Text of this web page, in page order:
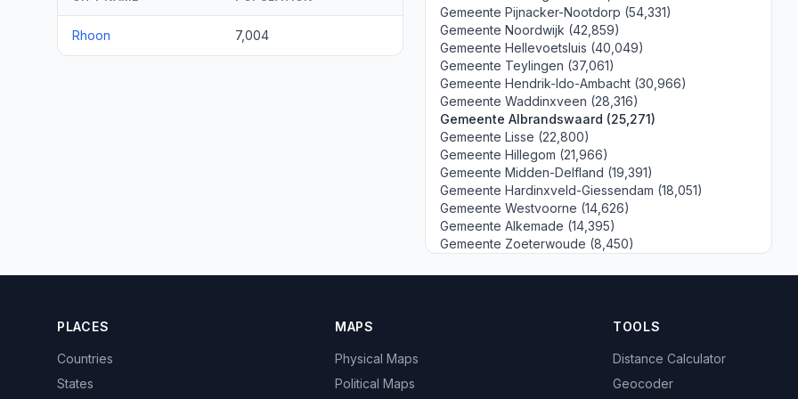
Rhoon 7,004
Gemeente Pijnacker-Nootdorp (54,331)
Gemeente Noordwijk (42,859)
Gemeente Hellevoetsluis (40,049)
Gemeente Teylingen (37,061)
Gemeente Hendrik-Ido-Ambacht (30,966)
Gemeente Waddinxveen (28,316)
Gemeente Albrandswaard (25,271)
Gemeente Lisse (22,800)
Gemeente Hillegom (21,966)
Gemeente Midden-Delfland (19,391)
Gemeente Hardinxveld-Giessendam (18,051)
Gemeente Westvoorne (14,626)
Gemeente Alkemade (14,395)
Gemeente Zoeterwoude (8,450)
PLACES
Countries
States
MAPS
Physical Maps
Political Maps
TOOLS
Distance Calculator
Geocoder